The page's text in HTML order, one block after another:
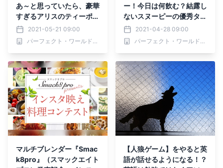
あ～と思っていたら、豪華
すぎるアリスのティーポッ
トを発見！そういえばアリ
スと言えばお茶会だよね♪
(おすすめ茶葉の紹介もあ
2021-05-21 09:00
パーフェクト・ワールド株式会社
ー！今日は何飲む？結露し
ないスヌーピーの優秀タン
ブラーがスゴイ♪
2021-04-28 09:00
パーフェクト・ワールド株式会社
マルチブレンダー『Smac
k8pro』（スマックエイト
【人狼ゲーム】をやると英
語が話せるようになる！？